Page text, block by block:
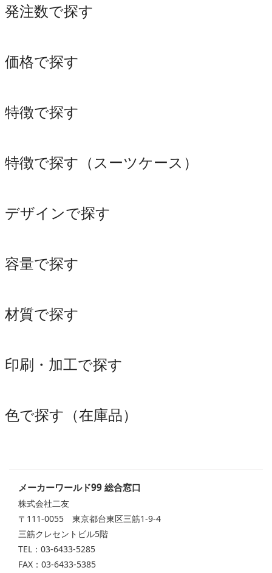
発注数で探す
価格で探す
特徴で探す
特徴で探す（スーツケース）
デザインで探す
容量で探す
材質で探す
印刷・加工で探す
色で探す（在庫品）
メーカーワールド99 総合窓口
株式会社二友
〒111-0055 東京都台東区三筋1-9-4
三筋クレセントビル5階
TEL：03-6433-5285
FAX：03-6433-5385